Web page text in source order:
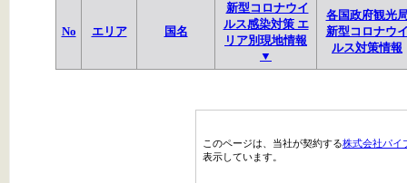
No エリア 国名
新型コロナウイ
ルス感染対策 エ
リア別現地情報
▼
各国政府観光
新型コロナウ
ルス対策情報
このページは、当社が契約する株式会社パイ
表示しています。